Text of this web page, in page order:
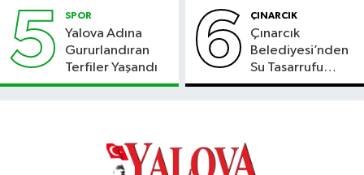
5 SPOR
Yalova Adına
Gururlandıran
Terfiler Yaşandı
6 ÇINARCIK
Çınarcık
Belediyesi’nden
Su Tasarrufu
Çağrısı